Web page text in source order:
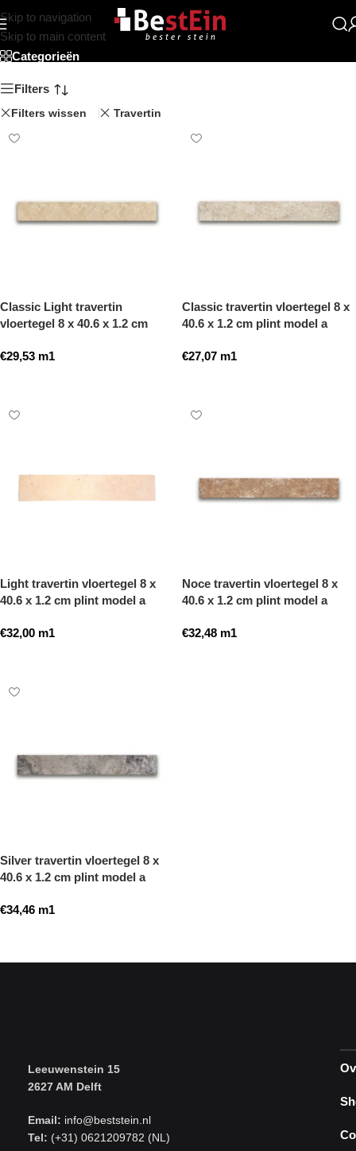
Skip to navigation
Skip to main content
Travertin Plinten
Categorieën
Filters
Filters wissen Travertin
Classic Light travertin
vloertegel 8 x 40.6 x 1.2 cm
€29,53 m1
Classic travertin vloertegel 8 x
40.6 x 1.2 cm plint model a
€27,07 m1
Light travertin vloertegel 8 x
40.6 x 1.2 cm plint model a
€32,00 m1
Noce travertin vloertegel 8 x
40.6 x 1.2 cm plint model a
€32,48 m1
Silver travertin vloertegel 8 x
40.6 x 1.2 cm plint model a
€34,46 m1
Leeuwenstein 15
2627 AM Delft
Email: info@beststein.nl
Tel: (+31) 0621209782 (NL)